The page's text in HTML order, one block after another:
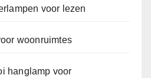
voor lezen
woonruimtes
hanglamp voor